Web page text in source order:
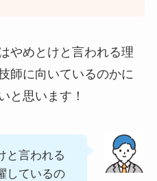
やめとけと言われる理
師に向いているのかに
と思います！
と言われる
しているの